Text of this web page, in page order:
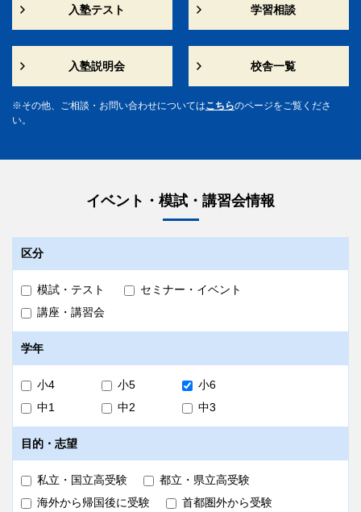
入塾テスト 学習相談
入塾説明会 校舎一覧
その他、ご相談・お問い合わせについてはこちらのページをご覧くださ
い。
イベント・模試・講習会情報
区分
模試・テスト
セミナー・イベント
講座・講習会
学年
小4 小5
小6
中1
中2 中3
目的・志望
私立・国立高受験
都立・県立高受験
海外から帰国後に受験
首都圏外から受験